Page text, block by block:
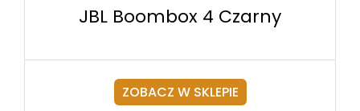
JBL Boombox 4 Czarny
ZOBACZ W SKLEPIE